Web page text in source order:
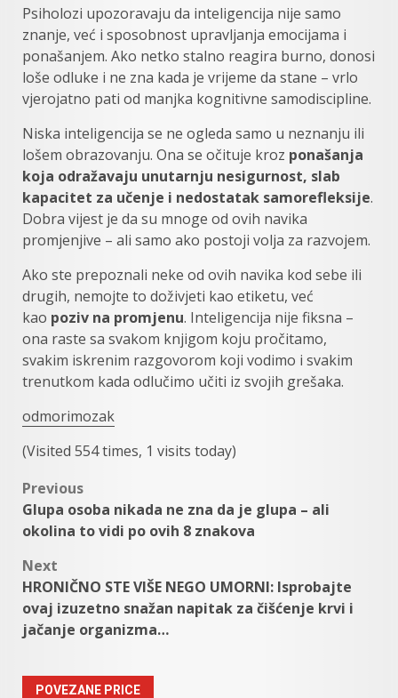
Psiholozi upozoravaju da inteligencija nije samo
znanje, već i sposobnost upravljanja emocijama i
ponašanjem. Ako netko stalno reagira burno, donosi
loše odluke i ne zna kada je vrijeme da stane – vrlo
vjerojatno pati od manjka kognitivne samodiscipline.
Niska inteligencija se ne ogleda samo u neznanju ili
lošem obrazovanju. Ona se očituje kroz ponašanja
koja odražavaju unutarnju nesigurnost, slab
kapacitet za učenje i nedostatak samorefleksije.
Dobra vijest je da su mnoge od ovih navika
promjenjive – ali samo ako postoji volja za razvojem.
Ako ste prepoznali neke od ovih navika kod sebe ili
drugih, nemojte to doživjeti kao etiketu, već
kao poziv na promjenu. Inteligencija nije fiksna –
ona raste sa svakom knjigom koju pročitamo,
svakim iskrenim razgovorom koji vodimo i svakim
trenutkom kada odlučimo učiti iz svojih grešaka.
odmorimozak
(Visited 554 times, 1 visits today)
Post
navigation
Previous
Glupa osoba nikada ne zna da je glupa – ali
okolina to vidi po ovih 8 znakova
Next
HRONIČNO STE VIŠE NEGO UMORNI: Isprobajte
ovaj izuzetno snažan napitak za čišćenje krvi i
jačanje organizma…
POVEZANE PRICE